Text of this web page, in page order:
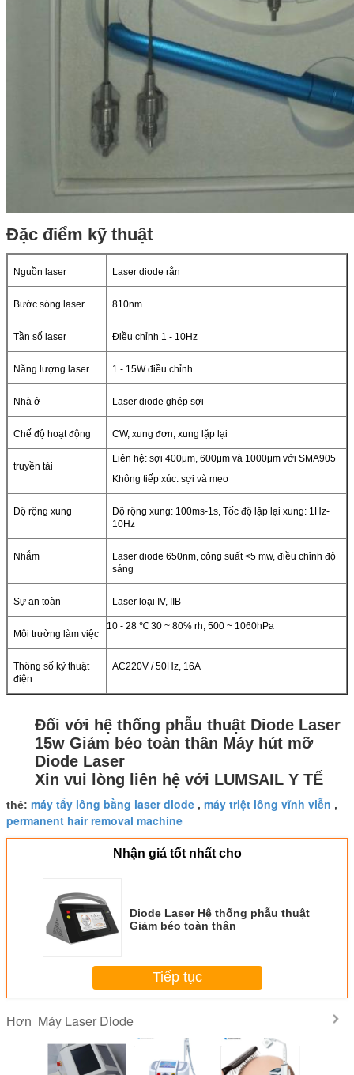
Đặc điểm kỹ thuật
Nguồn laser Laser diode rắn
Bước sóng laser 810nm
Tần số laser Điều chỉnh 1 - 10Hz
Năng lượng laser 1 - 15W điều chỉnh
Nhà ở Laser diode ghép sợi
Chế độ hoạt động CW, xung đơn, xung lặp lại
truyền tải
Liên hệ: sợi 400μm, 600μm và 1000μm với SMA905
Không tiếp xúc: sợi và mẹo
Độ rộng xung
Độ rộng xung: 100ms-1s, Tốc độ lặp lại xung: 1Hz-
10Hz
Nhắm
Laser diode 650nm, công suất <5 mw, điều chỉnh độ
sáng
Sự an toàn Laser loại IV, IIB
Môi trường làm việc
10 - 28 ℃ 30 ~ 80% rh, 500 ~ 1060hPa
Thông số kỹ thuật
điện
AC220V / 50Hz, 16A
Đối với hệ thống phẫu thuật Diode Laser
15w Giảm béo toàn thân Máy hút mỡ
Diode Laser
Xin vui lòng liên hệ với LUMSAIL Y TẾ
thẻ: máy tẩy lông bằng laser diode , máy triệt lông vĩnh viễn ,
permanent hair removal machine
Nhận giá tốt nhất cho
Diode Laser Hệ thống phẫu thuật
Giảm béo toàn thân
Tiếp tục
Hơn Máy Laser Diode